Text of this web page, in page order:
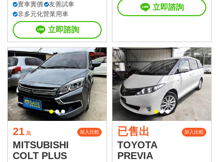
實車實價
友善試車
非多元化營業用車
立即諮詢
立即諮詢
21 萬 加入比較
MITSUBISHI
COLT PLUS
已售出 加入比較
TOYOTA
PREVIA